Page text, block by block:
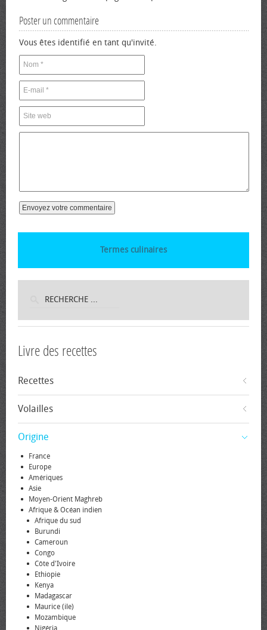
Poster un commentaire
Vous êtes identifié en tant qu'invité.
Termes culinaires
Livre des recettes
Recettes
Volailles
Origine
France
Europe
Amériques
Asie
Moyen-Orient Maghreb
Afrique & Océan indien
Afrique du sud
Burundi
Cameroun
Congo
Côte d'Ivoire
Ethiopie
Kenya
Madagascar
Maurice (ile)
Mozambique
Nigéria